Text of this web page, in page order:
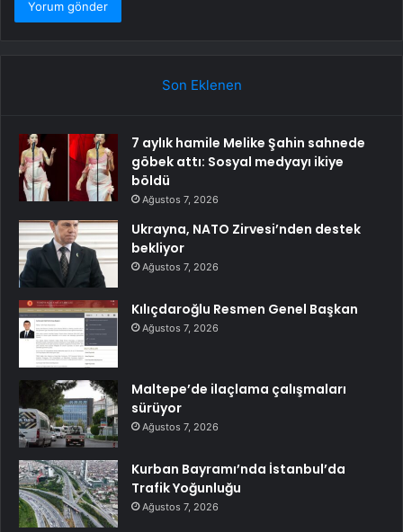
Son Eklenen
7 aylık hamile Melike Şahin sahnede
göbek attı: Sosyal medyayı ikiye
böldü
Ağustos 7, 2026
Ukrayna, NATO Zirvesi’nden destek
bekliyor
Ağustos 7, 2026
Kılıçdaroğlu Resmen Genel Başkan
Ağustos 7, 2026
Maltepe’de ilaçlama çalışmaları
sürüyor
Ağustos 7, 2026
Kurban Bayramı’nda İstanbul’da
Trafik Yoğunluğu
Ağustos 7, 2026